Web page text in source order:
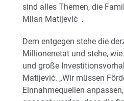
sind alles Themen, die
Milan Matijević .
Dem entgegen stehe die
Millionenetat und stehe,
und große
Matijević. „Wir müssen
Einnahmequellen